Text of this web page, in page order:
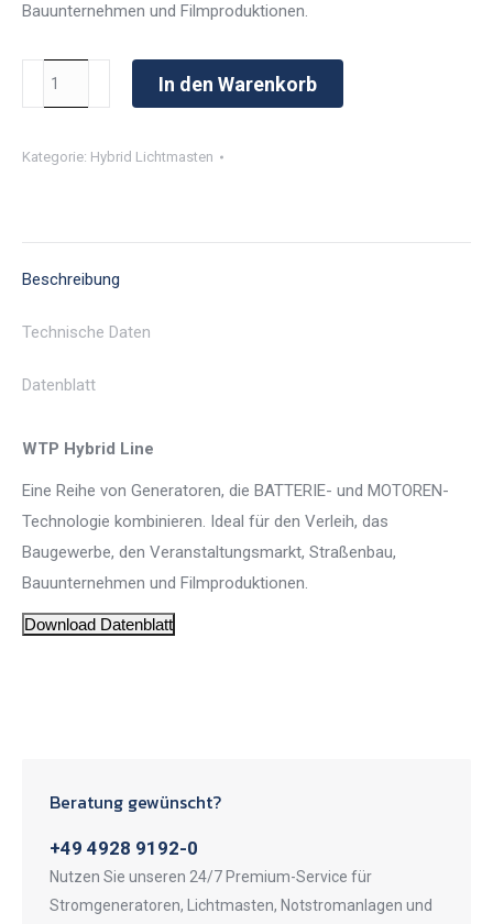
Bauunternehmen und Filmproduktionen.
WTP
MGTP
TH
In den Warenkorb
Kategorie: Hybrid Lichtmasten
Beschreibung
Technische Daten
Datenblatt
WTP Hybrid Line
Eine Reihe von Generatoren, die BATTERIE- und MOTOREN-
Technologie kombinieren. Ideal für den Verleih, das
Baugewerbe, den Veranstaltungsmarkt, Straßenbau,
Bauunternehmen und Filmproduktionen.
Download Datenblatt
Beratung gewünscht?
+49 4928 9192-0
Nutzen Sie unseren 24/7 Premium-Service für
Stromgeneratoren, Lichtmasten, Notstromanlagen und